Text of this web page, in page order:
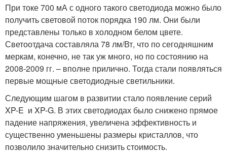
При токе 700 мА с одного такого светодиода можно было
получить световой поток порядка 190 лм. Они были
представлены только в холодном белом цвете.
Светоотдача составляла 78 лм/Вт, что по сегодняшним
меркам, конечно, не так уж много, но по состоянию на
2008-2009 гг. – вполне прилично. Тогда стали появляться
первые мощные светодиодные светильники.
Следующим шагом в развитии стало появление серий
XP-E и XP-G. В этих светодиодах было снижено прямое
падение напряжения, увеличена эффективность и
существенно уменьшены размеры кристаллов, что
позволило значительно снизить стоимость.